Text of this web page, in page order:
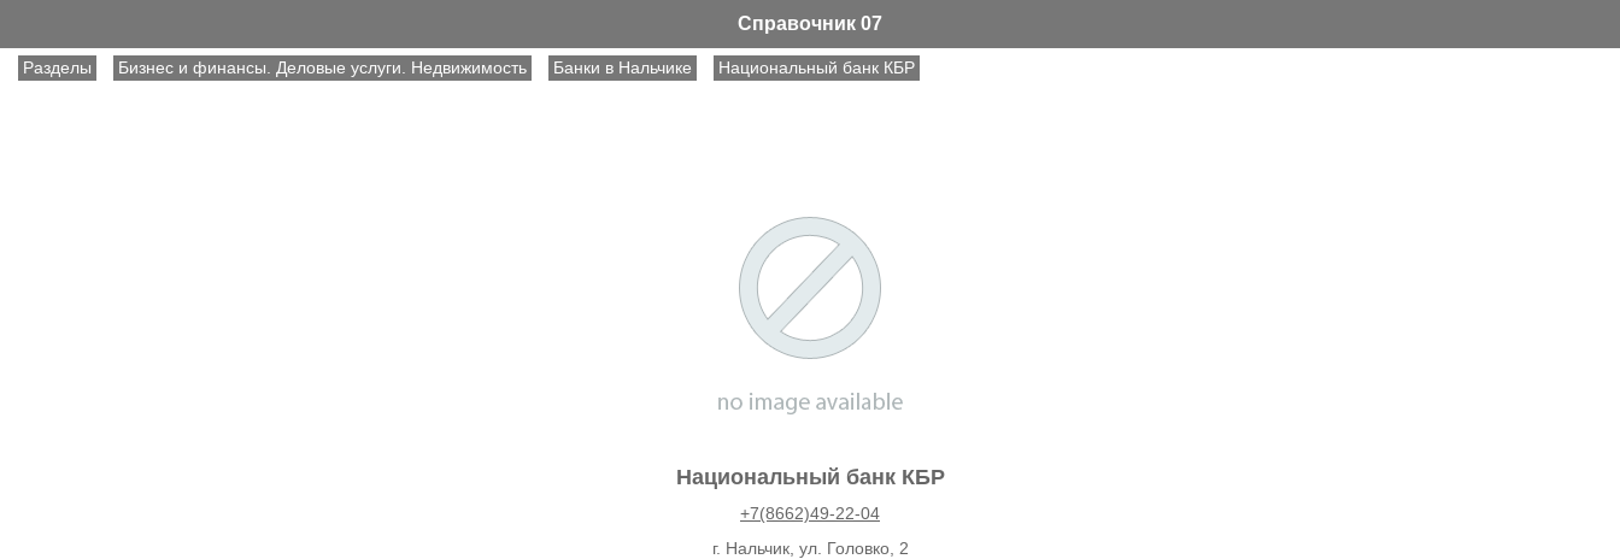
Справочник 07
Разделы Бизнес и финансы. Деловые услуги. Недвижимость Банки в Нальчике Национальный банк КБР
Национальный банк КБР
+7(8662)49-22-04
г. Нальчик, ул. Головко, 2